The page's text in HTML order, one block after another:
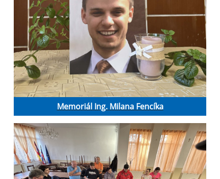
Memoriál Ing. Milana Fencíka